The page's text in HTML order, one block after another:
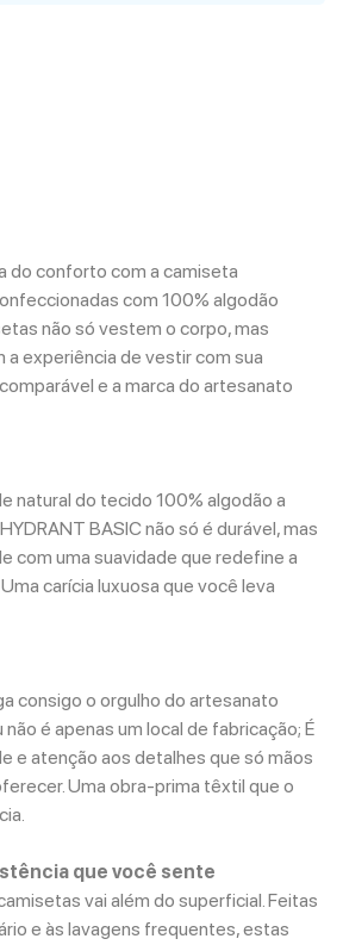
do conforto com a camiseta
com 100% algodão
não só vestem o corpo, mas
experiência de vestir com sua
e a marca do artesanato
natural do tecido 100% algodão a
BASIC não só é durável, mas
com uma suavidade que redefine a
carícia luxuosa que você leva
consigo o orgulho do artesanato
não é apenas um local de fabricação; É
e atenção aos detalhes que só mãos
Uma obra-prima têxtil que o
que você sente
vai além do superficial. Feitas
e às lavagens frequentes, estas